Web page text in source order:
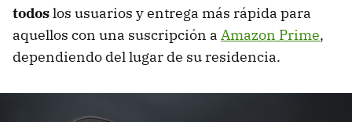
todoslos usuarios y entrega más rápida para
aquellos con una suscripción a Amazon Prime,
dependiendo del lugar de su residencia.